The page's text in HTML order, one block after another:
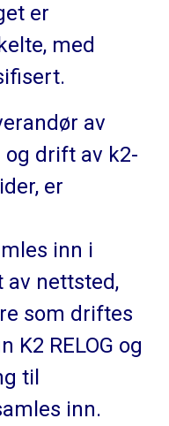
er
med
av
drift av k2-
er
inn i
nettsted,
som driftes
K2 RELOG og
til
inn.